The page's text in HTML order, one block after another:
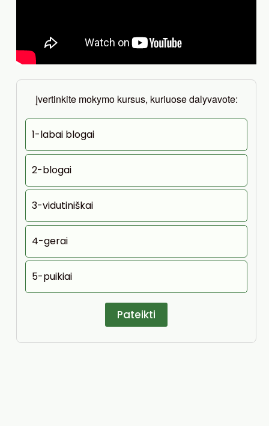
Įvertinkite mokymo kursus, kuriuose dalyvavote:
1-labai blogai
2-blogai
3-vidutiniškai
4-gerai
5-puikiai